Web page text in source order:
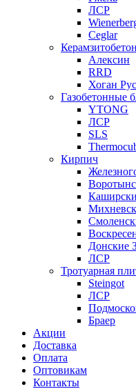
ЛСР
Ceglar
Алексин
RRD
Хоган Рус
Газобетонные
YTONG
ЛСР
SLS
Кирпич
Донские
ЛСР
Тротуарная
Steingot
ЛСР
Браер
Акции
Доставка
Оплата
Оптовикам
Контакты